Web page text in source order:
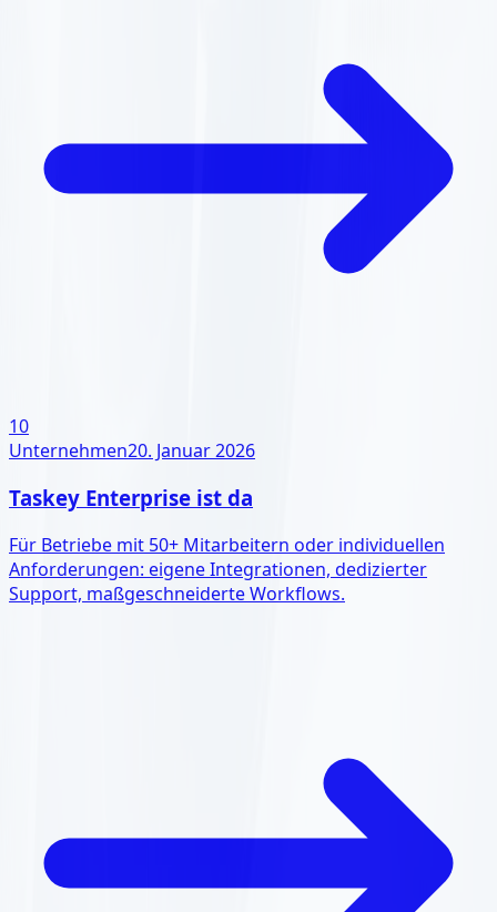
10
Unternehmen20. Januar 2026
Taskey Enterprise ist da
Für Betriebe mit 50+ Mitarbeitern oder individuellen
Anforderungen: eigene Integrationen, dedizierter
Support, maßgeschneiderte Workflows.